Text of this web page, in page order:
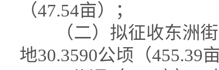
（47.54亩）；
（二）拟征收东洲街
地30.3590公顷（455.39